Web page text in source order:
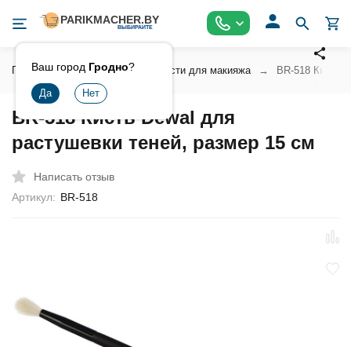
Ваш город Гродно?
Главная Инструмент Кисти для макияжа BR-518 Кисть
BR-518 Кисть Dewal для
растушевки теней, размер 15 см
Написать отзыв
Артикул: BR-518